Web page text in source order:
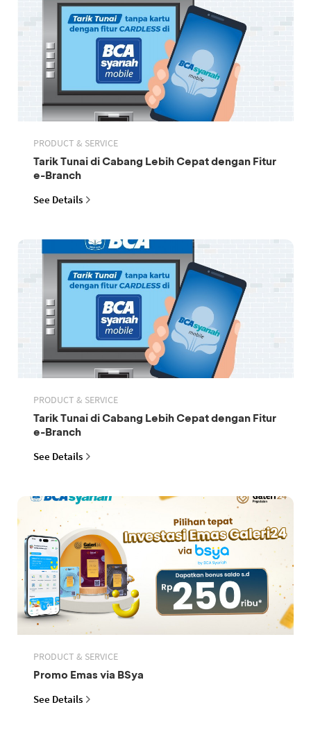
PRODUCT & SERVICE
Tarik Tunai di Cabang Lebih Cepat dengan Fitur
e-Branch
See Details
PRODUCT & SERVICE
Tarik Tunai di Cabang Lebih Cepat dengan Fitur
e-Branch
See Details
PRODUCT & SERVICE
Promo Emas via BSya
See Details